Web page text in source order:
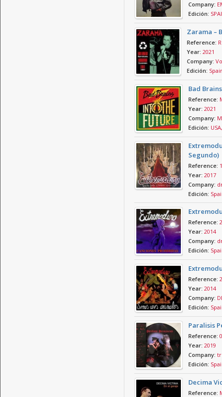
Company:
Edición:
Zarama –
Reference:
Year: 2021
Company:
Edición:
Bad
Reference:
Year: 2021
Company:
Edición:
Segundo)
Reference:
Year: 2017
Company:
Edición:
Reference:
Year: 2014
Company:
Edición:
Reference:
Year: 2014
Company:
Edición:
Paralisis
Reference:
Year: 2019
Company:
Edición:
Decima
Reference: